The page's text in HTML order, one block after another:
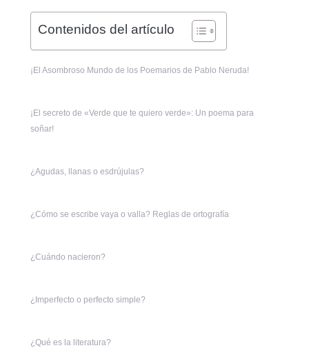
Contenidos del artículo
¡El Asombroso Mundo de los Poemarios de Pablo Neruda!
¡El secreto de «Verde que te quiero verde»: Un poema para
soñar!
¿Agudas, llanas o esdrújulas?
¿Cómo se escribe vaya o valla? Reglas de ortografía
¿Cuándo nacieron?
¿Imperfecto o perfecto simple?
¿Qué es la literatura?